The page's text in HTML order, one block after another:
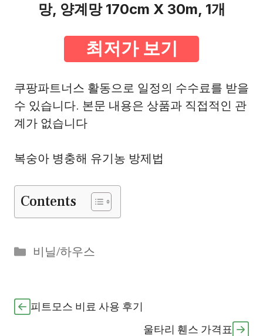
망, 양계망 170cm X 30m, 1개
최저가 보기
쿠팡파트너스 활동으로 일정의 수수료를 받을
수 있습니다. 본문 내용은 상품과 직접적인 관
계가 없습니다
복숭아 병충해 유기농 방제법
Contents
Categories
비닐/하우스
피트모스 비료 사용 후기
울타리 휀스 가격표